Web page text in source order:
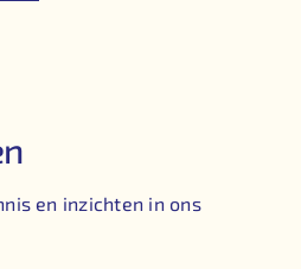
en inzichten in ons